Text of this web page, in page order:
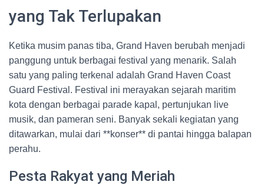
yang Tak Terlupakan
Ketika musim panas tiba, Grand Haven berubah menjadi
panggung untuk berbagai festival yang menarik. Salah
satu yang paling terkenal adalah Grand Haven Coast
Guard Festival. Festival ini merayakan sejarah maritim
kota dengan berbagai parade kapal, pertunjukan live
musik, dan pameran seni. Banyak sekali kegiatan yang
ditawarkan, mulai dari **konser** di pantai hingga balapan
perahu.
Pesta Rakyat yang Meriah